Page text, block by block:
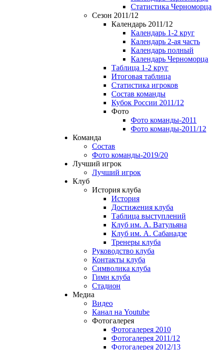
Статистика Черноморца
Сезон 2011/12
Календарь 2011/12
Календарь 1-2 круг
Календарь 2-ая часть
Календарь полный
Календарь Черноморца
Таблица 1-2 круг
Итоговая таблица
Статистика игроков
Состав команды
Кубок России 2011/12
Фото
Фото команды-2011
Фото команды-2011/12
Команда
Состав
Фото команды-2019/20
Лучший игрок
Лучший игрок
Клуб
История клуба
История
Достижения клуба
Таблица выступлений
Клуб им. А. Ватульяна
Клуб им. А. Сабанадзе
Тренеры клуба
Руководство клуба
Контакты клуба
Символика клуба
Гимн клуба
Стадион
Медиа
Видео
Канал на Youtube
Фотогалерея
Фотогалерея 2010
Фотогалерея 2011/12
Фотогалерея 2012/13